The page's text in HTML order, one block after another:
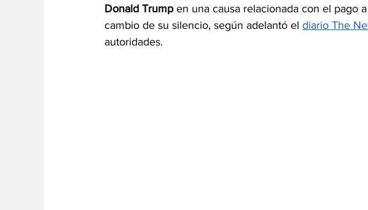
Donald Trump en una causa relacionada con el pago
cambio de su silencio, según adelantó el diario The
autoridades.